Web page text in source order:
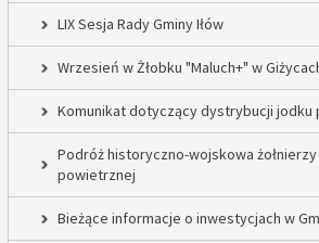
LIX Sesja Rady Gminy Iłów
Wrzesień w Żłobku "Maluch+" w
Komunikat dotyczący dystrybucji jodku
Podróż historyczno-wojskowa
powietrznej
Bieżące informacje o inwestycjach w